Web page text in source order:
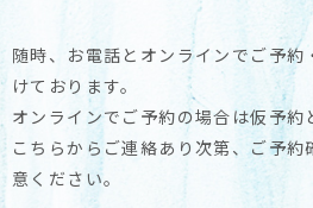
随時、お電話とオンラインでご予約
けております。
オンラインでご予約の場合は仮予約
こちらからご連絡あり次第、ご予約
意ください。